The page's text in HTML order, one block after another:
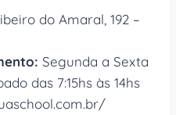
do Amaral, 192 –
Segunda a Sexta
das 7:15hs às 14hs